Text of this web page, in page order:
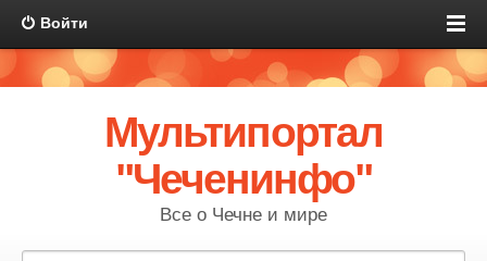
Войти
Мультипортал
"Чеченинфо"
Все о Чечне и мире